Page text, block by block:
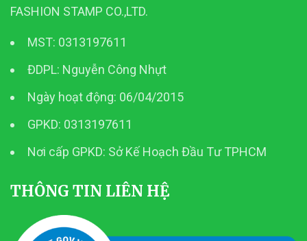
FASHION STAMP CO.,LTD.
MST: 0313197611
ĐDPL: Nguyễn Công Nhựt
Ngày hoạt động: 06/04/2015
GPKD: 0313197611
Nơi cấp GPKD: Sở Kế Hoạch Đầu Tư TPHCM
THÔNG TIN LIÊN HỆ